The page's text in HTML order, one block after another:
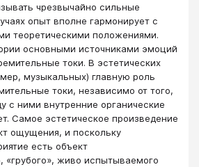
чрезвычайно сильные
опыт вполне гармонирует с
теоретическими положениями.
основными источниками эмоций
токи. В эстетических
музыкальных) главную роль
токи, независимо от того,
с ними внутренние органические
Самое эстетическое произведение
ощущения, и поскольку
есть объект
«грубого», живо испытываемого